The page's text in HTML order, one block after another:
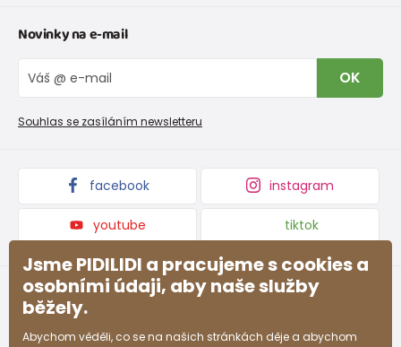
Tabulka velikostí obuvi
Vrácení zboží a reklamace
Reklamační řád
Nevyzvednutá objednávka na dobírku
O nás
Blog
Velkoobchod PiDiLiDi
Affiliate program
Kolekce zboží
Novinky na e-mail
OK
Souhlas se zasíláním newsletteru
facebook instagram
youtube tiktok
Jsme PIDILIDI a pracujeme s cookies a
osobními údaji, aby naše služby
běžely.
Abychom věděli, co se na našich stránkách děje a abychom